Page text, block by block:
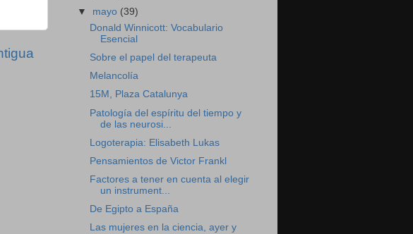
▼ mayo (39)
Donald Winnicott: Vocabulario
Esencial
Sobre el papel del terapeuta
Melancolía
15M, Plaza Catalunya
Patología del espíritu del tiempo y
de las neurosi...
Logoterapia: Elisabeth Lukas
Pensamientos de Victor Frankl
Factores a tener en cuenta al elegir
un instrument...
De Egipto a España
Las mujeres en la ciencia, ayer y